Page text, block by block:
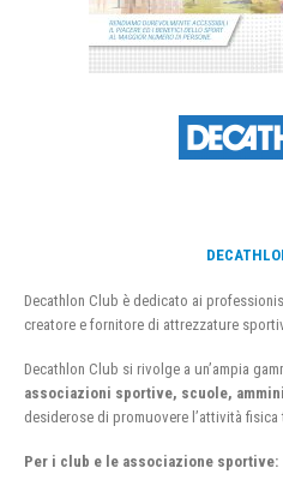
Decathlon Club è dedicato ai
creatore e fornitore di attrezzature
Decathlon Club si rivolge a un’ampia
associazioni sportive, scuole,
desiderose di promuovere l’attività fisica
Per i club e le associazione sportive: